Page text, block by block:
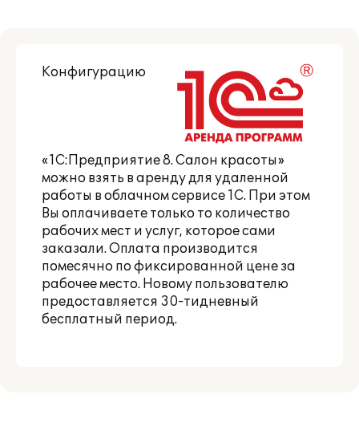
Партнерам
Приобретение у партнера
Конфигурацию
«1С:Предприятие 8. Салон красоты»
можно взять в арендудля удаленной
работы в облачном сервисе 1С. При этом
Вы оплачиваете только то количество
рабочих мест и услуг, которое сами
заказали. Оплата производится
помесячно по фиксированной цене за
рабочее место. Новому пользователю
предоставляется 30-тидневный
бесплатный период.